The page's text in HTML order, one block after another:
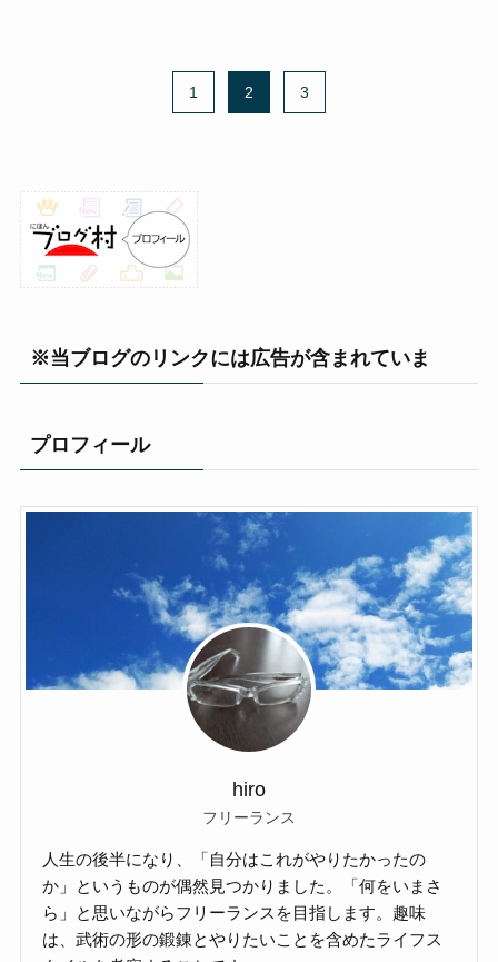
1 2 3
※当ブログのリンクには広告が含まれていま
プロフィール
hiro
フリーランス
人生の後半になり、「自分はこれがやりたかったの
か」というものが偶然見つかりました。「何をいまさ
ら」と思いながらフリーランスを目指します。趣味
は、武術の形の鍛錬とやりたいことを含めたライフス